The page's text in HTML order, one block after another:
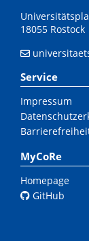
18055 Rostock
Service
Impressum
MyCoRe
Homepage
GitHub